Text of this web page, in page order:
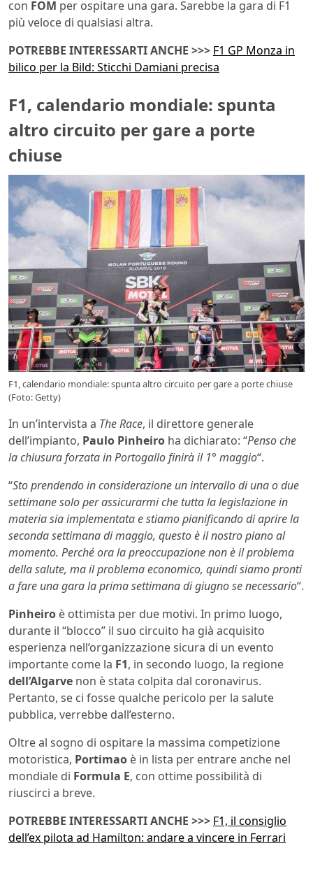
con FOM per ospitare una gara. Sarebbe la gara di F1
più veloce di qualsiasi altra.
POTREBBE INTERESSARTI ANCHE >>> F1 GP Monza in
bilico per la Bild: Sticchi Damiani precisa
F1, calendario mondiale: spunta
altro circuito per gare a porte
chiuse
F1, calendario mondiale: spunta altro circuito per gare a porte chiuse
(Foto: Getty)
In un’intervista a The Race, il direttore generale
dell’impianto, Paulo Pinheiro ha dichiarato: “Penso che
la chiusura forzata in Portogallo finirà il 1° maggio“.
“Sto prendendo in considerazione un intervallo di una o due
settimane solo per assicurarmi che tutta la legislazione in
materia sia implementata e stiamo pianificando di aprire la
seconda settimana di maggio, questo è il nostro piano al
momento. Perché ora la preoccupazione non è il problema
della salute, ma il problema economico, quindi siamo pronti
a fare una gara la prima settimana di giugno se necessario“.
Pinheiro è ottimista per due motivi. In primo luogo,
durante il “blocco” il suo circuito ha già acquisito
esperienza nell’organizzazione sicura di un evento
importante come la F1, in secondo luogo, la regione
dell’Algarve non è stata colpita dal coronavirus.
Pertanto, se ci fosse qualche pericolo per la salute
pubblica, verrebbe dall’esterno.
Oltre al sogno di ospitare la massima competizione
motoristica, Portimao è in lista per entrare anche nel
mondiale di Formula E, con ottime possibilità di
riuscirci a breve.
POTREBBE INTERESSARTI ANCHE >>> F1, il consiglio
dell’ex pilota ad Hamilton: andare a vincere in Ferrari